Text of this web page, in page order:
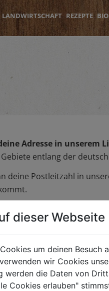
LANDWIRTSCHAFT REZEPTE
Adresse in unserem
entlang der
deine Postleitzahl in
dieser Webseite
um deinen Besuch
wir Cookies
die Daten von
Cookies erlauben"